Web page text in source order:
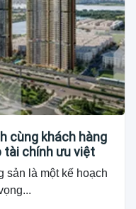
cùng khách hàng
tài chính ưu việt
sản là một kế hoạch